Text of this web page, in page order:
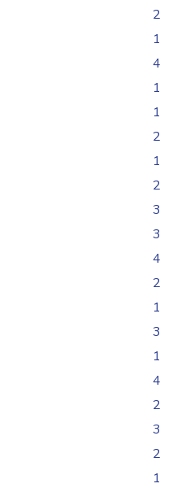
2
1
4
1
1
2
1
2
3
3
4
2
1
3
1
4
2
3
2
1